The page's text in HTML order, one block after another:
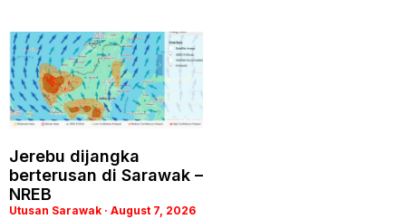
Jerebu dijangka
berterusan di Sarawak –
NREB
Utusan Sarawak August 7, 2026